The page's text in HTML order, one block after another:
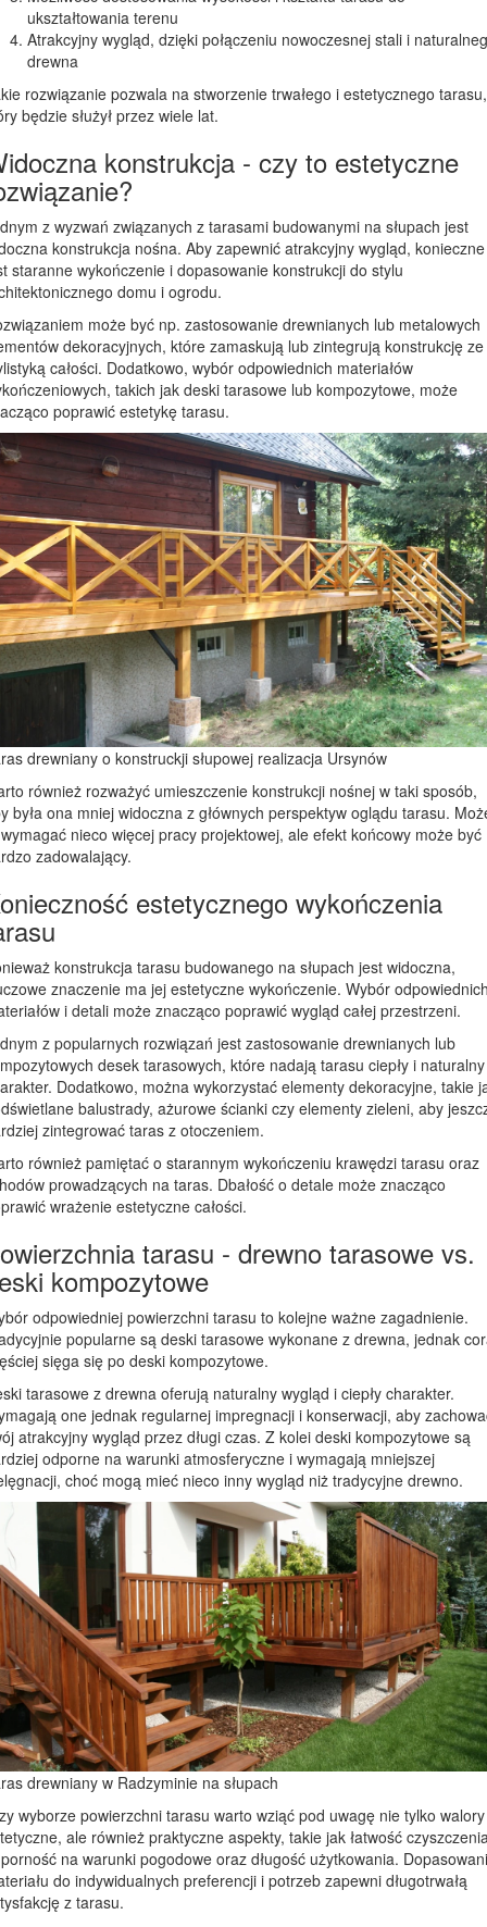
ukształtowania terenu
Atrakcyjny wygląd, dzięki połączeniu nowoczesnej stali i
drewna
rozwiązanie pozwala na stworzenie trwałego i estetycznego tarasu,
będzie służył przez wiele lat.
konstrukcja - czy to estetyczne
z wyzwań związanych z tarasami budowanymi na słupach jest
konstrukcja nośna. Aby zapewnić atrakcyjny wygląd, konieczne
staranne wykończenie i dopasowanie konstrukcji do stylu
domu i ogrodu.
może być np. zastosowanie drewnianych lub metalowych
dekoracyjnych, które zamaskują lub zintegrują konstrukcję ze
całości. Dodatkowo, wybór odpowiednich materiałów
takich jak deski tarasowe lub kompozytowe, może
poprawić estetykę tarasu.
drewniany o konstruckji słupowej realizacja Ursynów
również rozważyć umieszczenie konstrukcji nośnej w taki sposób,
była ona mniej widoczna z głównych perspektyw oglądu tarasu.
nieco więcej pracy projektowej, ale efekt końcowy może być
zadowalający.
estetycznego wykończenia
konstrukcja tarasu budowanego na słupach jest widoczna,
znaczenie ma jej estetyczne wykończenie. Wybór
i detali może znacząco poprawić wygląd całej przestrzeni.
z popularnych rozwiązań jest zastosowanie drewnianych lub
desek tarasowych, które nadają tarasu ciepły i naturalny
Dodatkowo, można wykorzystać elementy dekoracyjne, takie
balustrady, ażurowe ścianki czy elementy zieleni, aby
zintegrować taras z otoczeniem.
również pamiętać o starannym wykończeniu krawędzi tarasu oraz
prowadzących na taras. Dbałość o detale może znacząco
wrażenie estetyczne całości.
tarasu - drewno tarasowe vs.
kompozytowe
odpowiedniej powierzchni tarasu to kolejne ważne zagadnienie.
popularne są deski tarasowe wykonane z drewna, jednak
sięga się po deski kompozytowe.
tarasowe z drewna oferują naturalny wygląd i ciepły charakter.
one jednak regularnej impregnacji i konserwacji, aby
atrakcyjny wygląd przez długi czas. Z kolei deski kompozytowe są
odporne na warunki atmosferyczne i wymagają mniejszej
choć mogą mieć nieco inny wygląd niż tradycyjne drewno.
drewniany w Radzyminie na słupach
wyborze powierzchni tarasu warto wziąć pod uwagę nie tylko walory
ale również praktyczne aspekty, takie jak łatwość
na warunki pogodowe oraz długość użytkowania.
do indywidualnych preferencji i potrzeb zapewni długotrwałą
z tarasu.